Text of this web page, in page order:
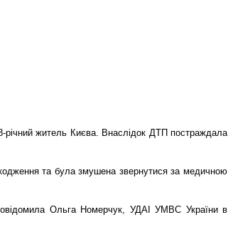
річний житель Києва. Внаслідок ДТП постраждала
та булазмушена звернутися за медичною
Ольга Номерчук, УДАІ УМВС України в